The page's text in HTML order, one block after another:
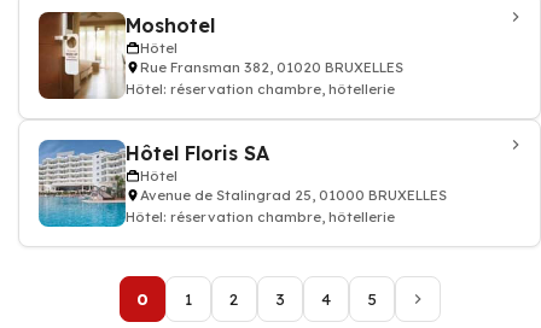
Moshotel
Hôtel
Rue Fransman 382, 01020 BRUXELLES
Hôtel: réservation chambre, hôtellerie
Hôtel Floris SA
Hôtel
Avenue de Stalingrad 25, 01000 BRUXELLES
Hôtel: réservation chambre, hôtellerie
0 1 2 3 4 5